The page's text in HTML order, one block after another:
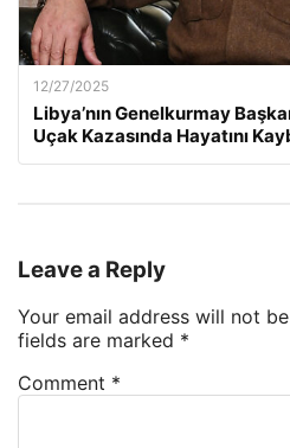
12/27/2025
Libya’nın Genelkurmay
Uçak Kazasında Hayatını
Leave a Reply
Your email address will not
fields are marked *
Comment *